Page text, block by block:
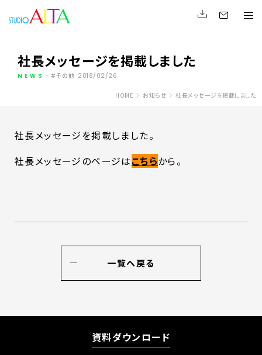
社長メッセージを掲載しました
NEWS その他 2018/02/26
HOME お知らせ 社長メッセージを掲載しました
社長メッセージを掲載しました。
社長メッセージのページはこちらから。
一覧へ戻る
資料ダウンロード